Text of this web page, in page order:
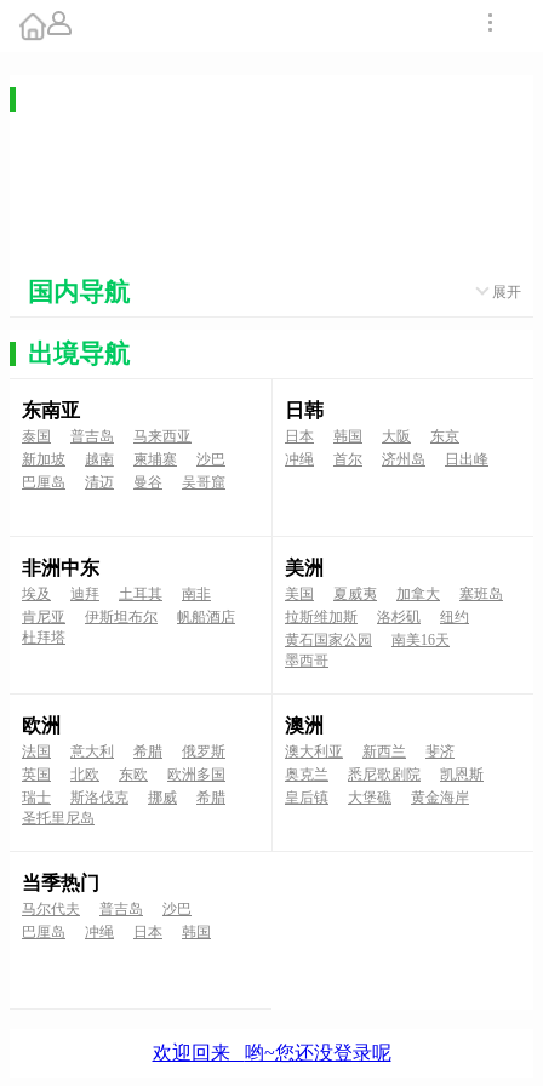
国内导航 展开
出境导航
东南亚
泰国 普吉岛
马来西亚
新加坡
越南 柬埔寨
沙巴
巴厘岛
清迈 曼谷 吴哥窟
日韩
日本 韩国 大阪
东京
冲绳
首尔 济州岛 日出峰
非洲中东
埃及 迪拜 土耳其
南非
肯尼亚
伊斯坦布尔
帆船酒店
杜拜塔
美洲
美国 夏威夷 加拿大
塞班岛
拉斯维加斯
洛杉矶
纽约
黄石国家公园
南美16天
墨西哥
欧洲
法国 意大利 希腊
俄罗斯
英国
北欧 东欧
欧洲多国
瑞士
斯洛伐克 挪威
希腊
圣托里尼岛
澳洲
澳大利亚 新西兰
斐济
奥克兰
悉尼歌剧院
凯恩斯
皇后镇
大堡礁 黄金海岸
当季热门
马尔代夫 普吉岛
沙巴
巴厘岛
冲绳 日本 韩国
欢迎回来 哟~您还没登录呢